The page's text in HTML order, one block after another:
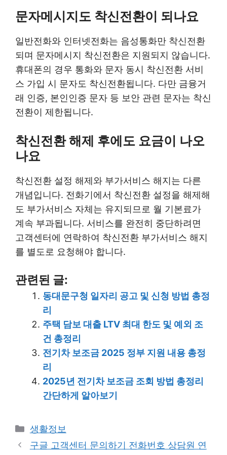
문자메시지도 착신전환이 되나요
일반전화와 인터넷전화는 음성통화만 착신전환
되며 문자메시지 착신전환은 지원되지 않습니다.
휴대폰의 경우 통화와 문자 동시 착신전환 서비
스 가입 시 문자도 착신전환됩니다. 다만 금융거
래 인증, 본인인증 문자 등 보안 관련 문자는 착신
전환이 제한됩니다.
착신전환 해제 후에도 요금이 나오
나요
착신전환 설정 해제와 부가서비스 해지는 다른
개념입니다. 전화기에서 착신전환 설정을 해제해
도 부가서비스 자체는 유지되므로 월 기본료가
계속 부과됩니다. 서비스를 완전히 중단하려면
고객센터에 연락하여 착신전환 부가서비스 해지
를 별도로 요청해야 합니다.
관련된 글:
동대문구청 일자리 공고 및 신청 방법 총정
리
주택 담보 대출 LTV 최대 한도 및 예외 조
건 총정리
전기차 보조금 2025 정부 지원 내용 총정
리
2025년 전기차 보조금 조회 방법 총정리
간단하게 알아보기
Categories
생활정보
구글 고객센터 문의하기 전화번호 상담원 연